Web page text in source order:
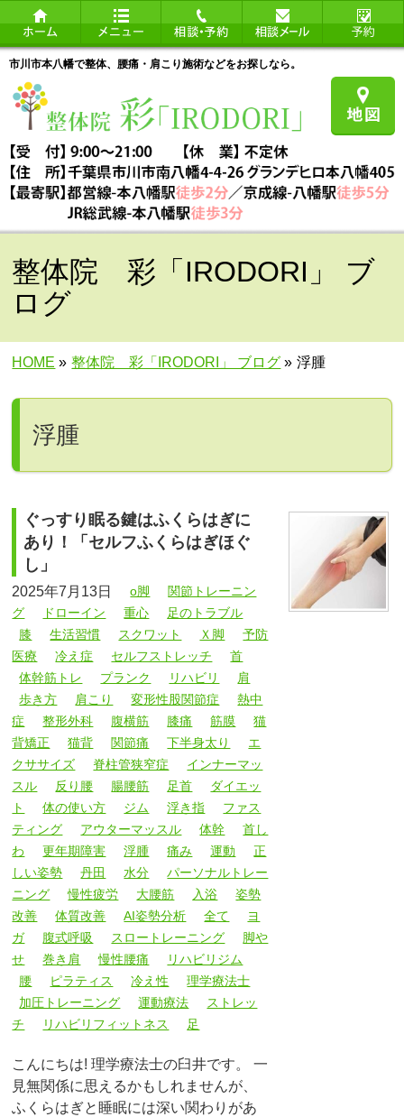
市川市本八幡で整体、腰痛・肩こり施術などをお探しなら。
整体院 彩「IRODORI」 ブ
ログ
HOME » 整体院 彩「IRODORI」 ブログ » 浮腫
浮腫
ぐっすり眠る鍵はふくらはぎに
あり！「セルフふくらはぎほぐ
し」
2025年7月13日 o脚
関節トレーニン
グ
ドローイン 重心
足のトラブル
膝
生活習慣 スクワット Ｘ脚
予防
医療
冷え症 セルフストレッチ
首
体幹筋トレ
プランク リハビリ
肩
歩き方
肩こり 変形性股関節症
熱中
症
整形外科 腹横筋 膝痛 筋膜
猫
背矯正
猫背 関節痛 下半身太り
エ
クササイズ
脊柱管狭窄症
インナーマッ
スル
反り腰 腸腰筋 足首
ダイエッ
ト
体の使い方 ジム 浮き指
ファス
ティング
アウターマッスル 体幹
首し
わ
更年期障害 浮腫 痛み 運動
正
しい姿勢
丹田 水分
パーソナルトレー
ニング
慢性疲労 大腰筋 入浴
姿勢
改善
体質改善 AI姿勢分析 全て
ヨ
ガ
腹式呼吸 スロートレーニング
脚や
せ
巻き肩 慢性腰痛
リハビリジム
腰
ピラティス 冷え性
理学療法士
加圧トレーニング
運動療法
ストレッ
チ
リハビリフィットネス 足
こんにちは! 理学療法士の臼井です。 一
見無関係に思えるかもしれませんが、
ふくらはぎと睡眠には深い関わりがあ